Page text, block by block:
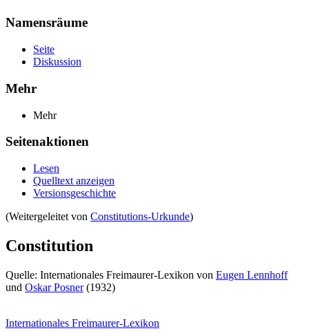
Namensräume
Seite
Diskussion
Mehr
Mehr
Seitenaktionen
Lesen
Quelltext anzeigen
Versionsgeschichte
(Weitergeleitet von Constitutions-Urkunde)
Constitution
Quelle: Internationales Freimaurer-Lexikon von Eugen Lennhoff
und Oskar Posner(1932)
Internationales Freimaurer-Lexikon